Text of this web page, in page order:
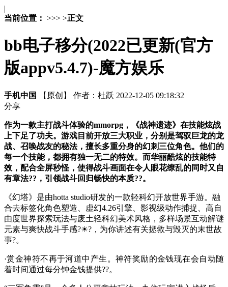
|
当前位置： >>> >正文
bb电子移分(2022已更新(官方
版appv5.4.7)-魔方娱乐
手机中国 【原创】 作者：杜跃 2022-12-05 09:18:32
分享
作为一款主打战斗体验的mmorpg，《战神遗迹》在技能炫战
上下足了功夫。游戏目前开放三大职业，分别是驾驭巨龙的龙
战、召唤战友的秘法，擅长多重分身的幻刺三位角色。他们的
每一个技能，都拥有独一无二的特效。而华丽酷炫的技能特
效，配合全屏秒怪，使得战斗画面在令人眼花缭乱的同时又自
有章法??，引领战斗回归畅快的本质??。
《幻塔》是由hotta studio研发的一款轻科幻开放世界手游。融
合去标签化角色塑造、虚幻4.26引擎、影视级动作捕捉、高自
由度世界探索玩法与废土轻科幻美术风格，多样场景互动解谜
元素与爽快战斗手感?☀?，为你讲述有关拯救与毁灭的末世故
事?。
·赏金神符不再于河道中产生。神符奖励的金钱现在会自动随
着时间通过每分钟金钱提供??。